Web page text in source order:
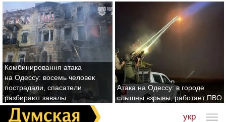
Комбинировання атака
на Одессу: восемь человек
пострадали, спасатели
разбирают завалы
Атака на Одессу: в городе
слышны взрывы, работает ПВО
укр